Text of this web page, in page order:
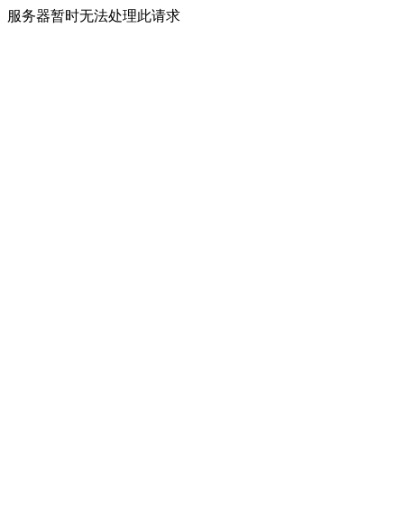
服务器暂时无法处理此请求